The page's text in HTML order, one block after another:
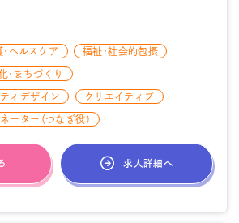
・ヘルスケア 福祉・社会的包摂
・まちづくり
ィデザイン クリエイティブ
ーター（つなぎ役）
求人詳細へ